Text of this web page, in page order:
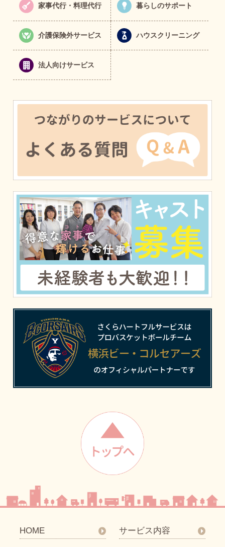
家事代行・料理代行 暮らしのサポート
介護保険外サービス ハウスクリーニング
法人向けサービス
HOME サービス内容